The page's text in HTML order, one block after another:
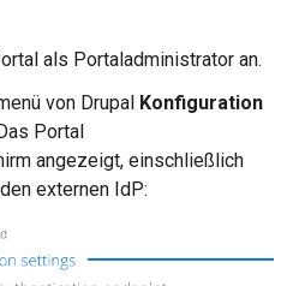
als Portaladministrator an.
von Drupal Konfiguration
Portal
angezeigt, einschließlich
externen IdP: